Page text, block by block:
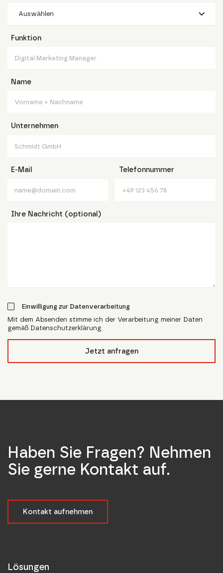
Auswählen
Funktion
Name
Unternehmen
E-Mail Telefonnummer
Ihre Nachricht (optional)
Einwilligung zur Datenverarbeitung
Mit dem Absenden stimme ich der Verarbeitung meiner Daten
gemäß Datenschutzerklärung
Jetzt anfragen
Haben Sie Fragen? Nehmen
Sie gerne Kontakt auf.
Kontakt aufnehmen
Lösungen